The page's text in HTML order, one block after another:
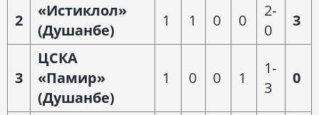
2
«Истиклол»
(Душанбе)
1 1 0 0
2-
0
3
3
ЦСКА
«Памир»
(Душанбе)
1 0 0 1
1-
3
0